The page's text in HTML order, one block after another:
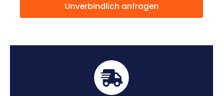
Unverbindlich anfragen